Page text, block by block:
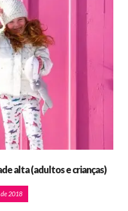
alta (adultos e crianças)
2018